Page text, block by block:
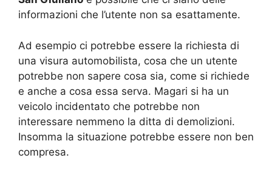
informazioni che l’utente non sa esattamente.
Ad esempio ci potrebbe essere la richiesta di
una visura automobilista, cosa che un utente
potrebbe non sapere cosa sia, come si richiede
e anche a cosa essa serva. Magari si ha un
veicolo incidentato che potrebbe non
interessare nemmeno la ditta di demolizioni.
Insomma la situazione potrebbe essere non ben
compresa.